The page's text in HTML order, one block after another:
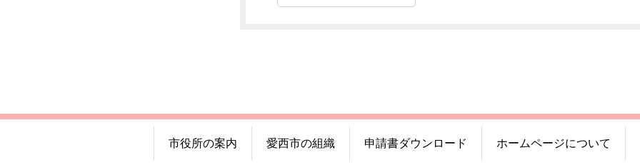
市役所の案内 愛西市の組織 申請書ダウンロード ホームページについて